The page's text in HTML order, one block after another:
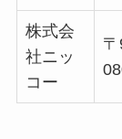
株式会
社ニッ
コー